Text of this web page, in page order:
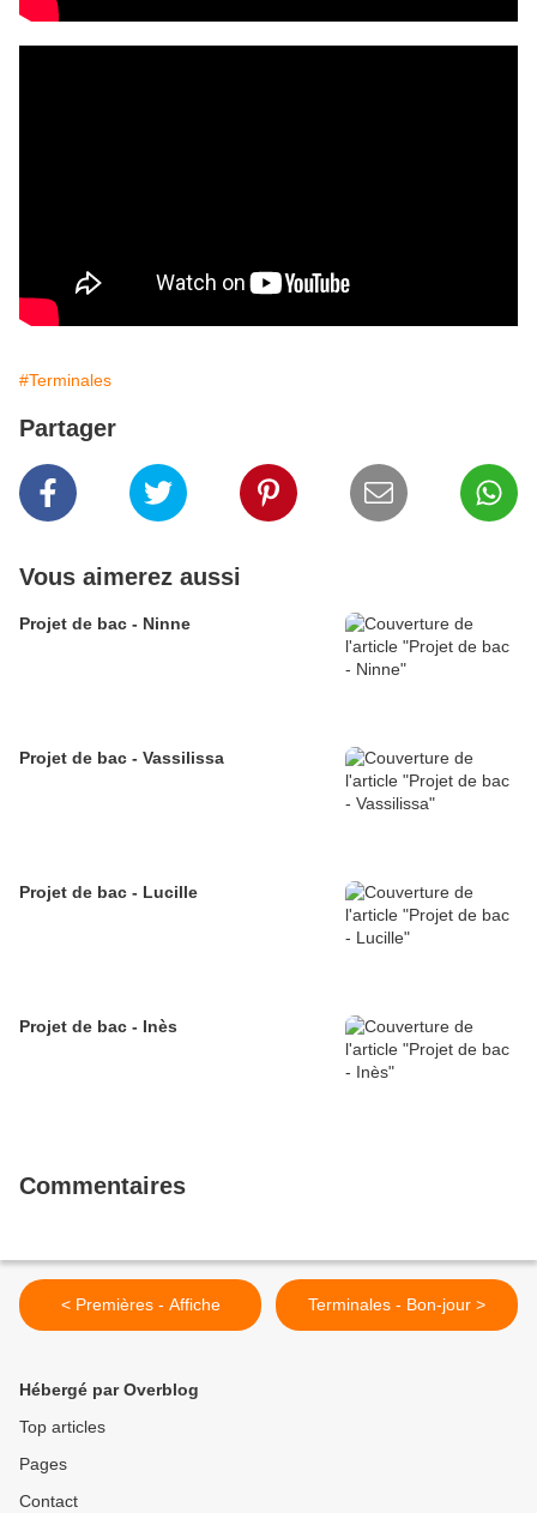
#Terminales
Partager
Vous aimerez aussi
Projet de bac - Ninne
Projet de bac - Vassilissa
Projet de bac - Lucille
Projet de bac - Inès
Commentaires
< Premières - Affiche Terminales - Bon-jour >
Hébergé par Overblog
Top articles
Pages
Contact